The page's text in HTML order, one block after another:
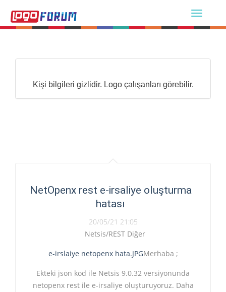
Kişi bilgileri gizlidir. Logo çalışanları görebilir.
NetOpenx rest e-irsaliye oluşturma
hatası
20/05/21 21:05
Netsis/REST Diğer
e-irslaiye netopenx hata.JPGMerhaba ;
Ekteki json kod ile Netsis 9.0.32 versiyonunda
netopenx rest ile e-irsaliye oluşturuyoruz. Daha